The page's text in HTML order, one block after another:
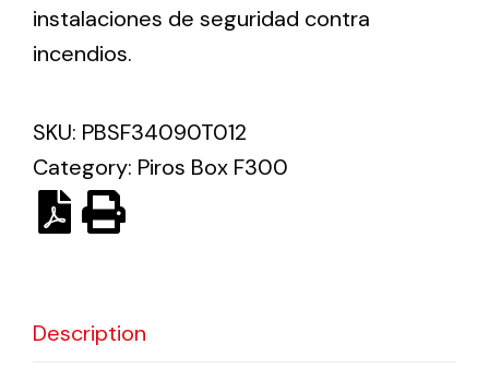
Variedad de soluciones solares para todo tipo
de necesidades.
Solar lighting
Variety of solar solutions for all kinds of needs.
instalaciones de seguridad contra
incendios.
SKU: PBSF34090T012
Category: Piros Box F300
Description